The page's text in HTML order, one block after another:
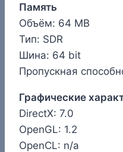
Память
Объём: 64 MB
Тип: SDR
Шина: 64 bit
Пропускная
Графические
DirectX: 7.0
OpenGL: 1.2
OpenCL: n/a